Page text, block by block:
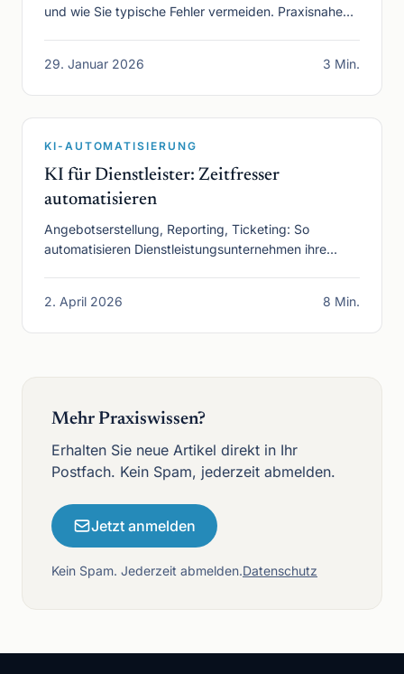
und wie Sie typische Fehler vermeiden. Praxisnahe
29. Januar 2026 3 Min.
KI-AUTOMATISIERUNG
KI für Dienstleister: Zeitfresser
automatisieren
Angebotserstellung, Reporting, Ticketing: So
automatisieren Dienstleistungsunternehmen ihre
2. April 2026 8 Min.
Mehr Praxiswissen?
Erhalten Sie neue Artikel direkt in Ihr
Postfach. Kein Spam, jederzeit abmelden.
Jetzt anmelden
Kein Spam. Jederzeit abmelden.Datenschutz